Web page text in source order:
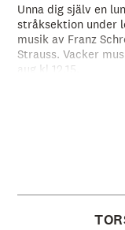
Unna dig själv en
stråksektion under
musik av Franz
Strauss. Vacker
aug kl 12.15.